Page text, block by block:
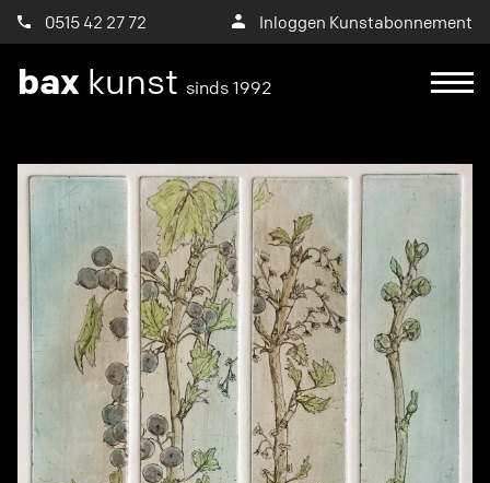
0515 42 27 72 Inloggen Kunstabonnement
bax kunst sinds 1992